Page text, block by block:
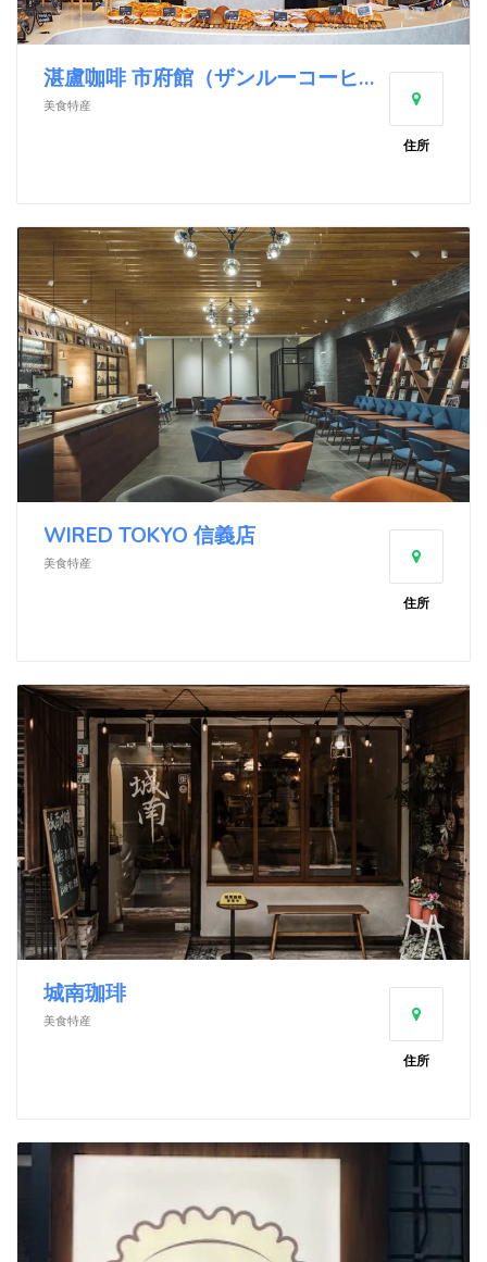
湛盧咖啡 市府館（ザンルーコーヒー 市府店）
美食特産
住所
WIRED TOKYO 信義店
美食特産
住所
城南珈琲
美食特産
住所